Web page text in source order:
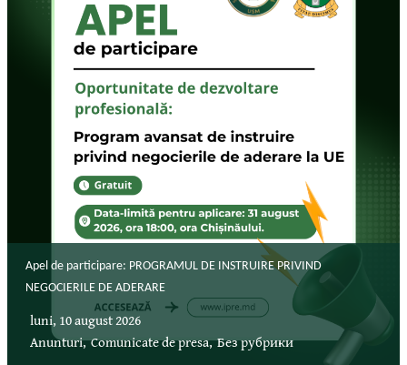
Apel de participare: PROGRAMUL DE INSTRUIRE PRIVIND
NEGOCIERILE DE ADERARE
luni, 10 august 2026
Anunturi, Comunicate de presa, Без рубрики